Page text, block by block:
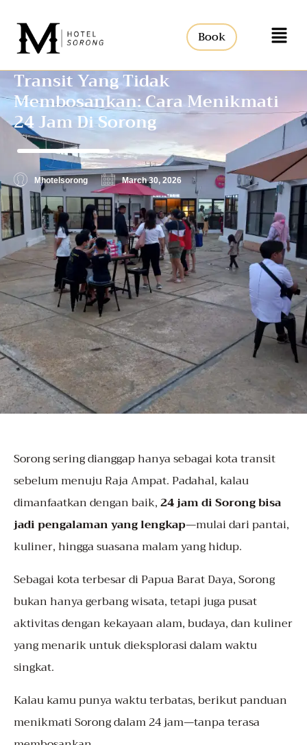
Book
Transit Yang Tidak
Membosankan: Cara Menikmati
24 Jam Di Sorong
Mhotelsorong March 30, 2026
Sorongsering dianggap hanya sebagai kota transit
sebelum menuju Raja Ampat. Padahal, kalau
dimanfaatkan dengan baik,24 jam di Sorong bisa
jadi pengalaman yang lengkap—mulai dari pantai,
kuliner, hingga suasana malam yang hidup.
Sebagai kota terbesar di Papua Barat Daya, Sorong
bukan hanya gerbang wisata, tetapi juga pusat
aktivitas dengan kekayaan alam, budaya, dan kuliner
yang menarik untuk dieksplorasi dalam waktu
singkat.
Kalau kamu punya waktu terbatas, berikut panduan
menikmati Sorong dalam 24 jam—tanpa terasa